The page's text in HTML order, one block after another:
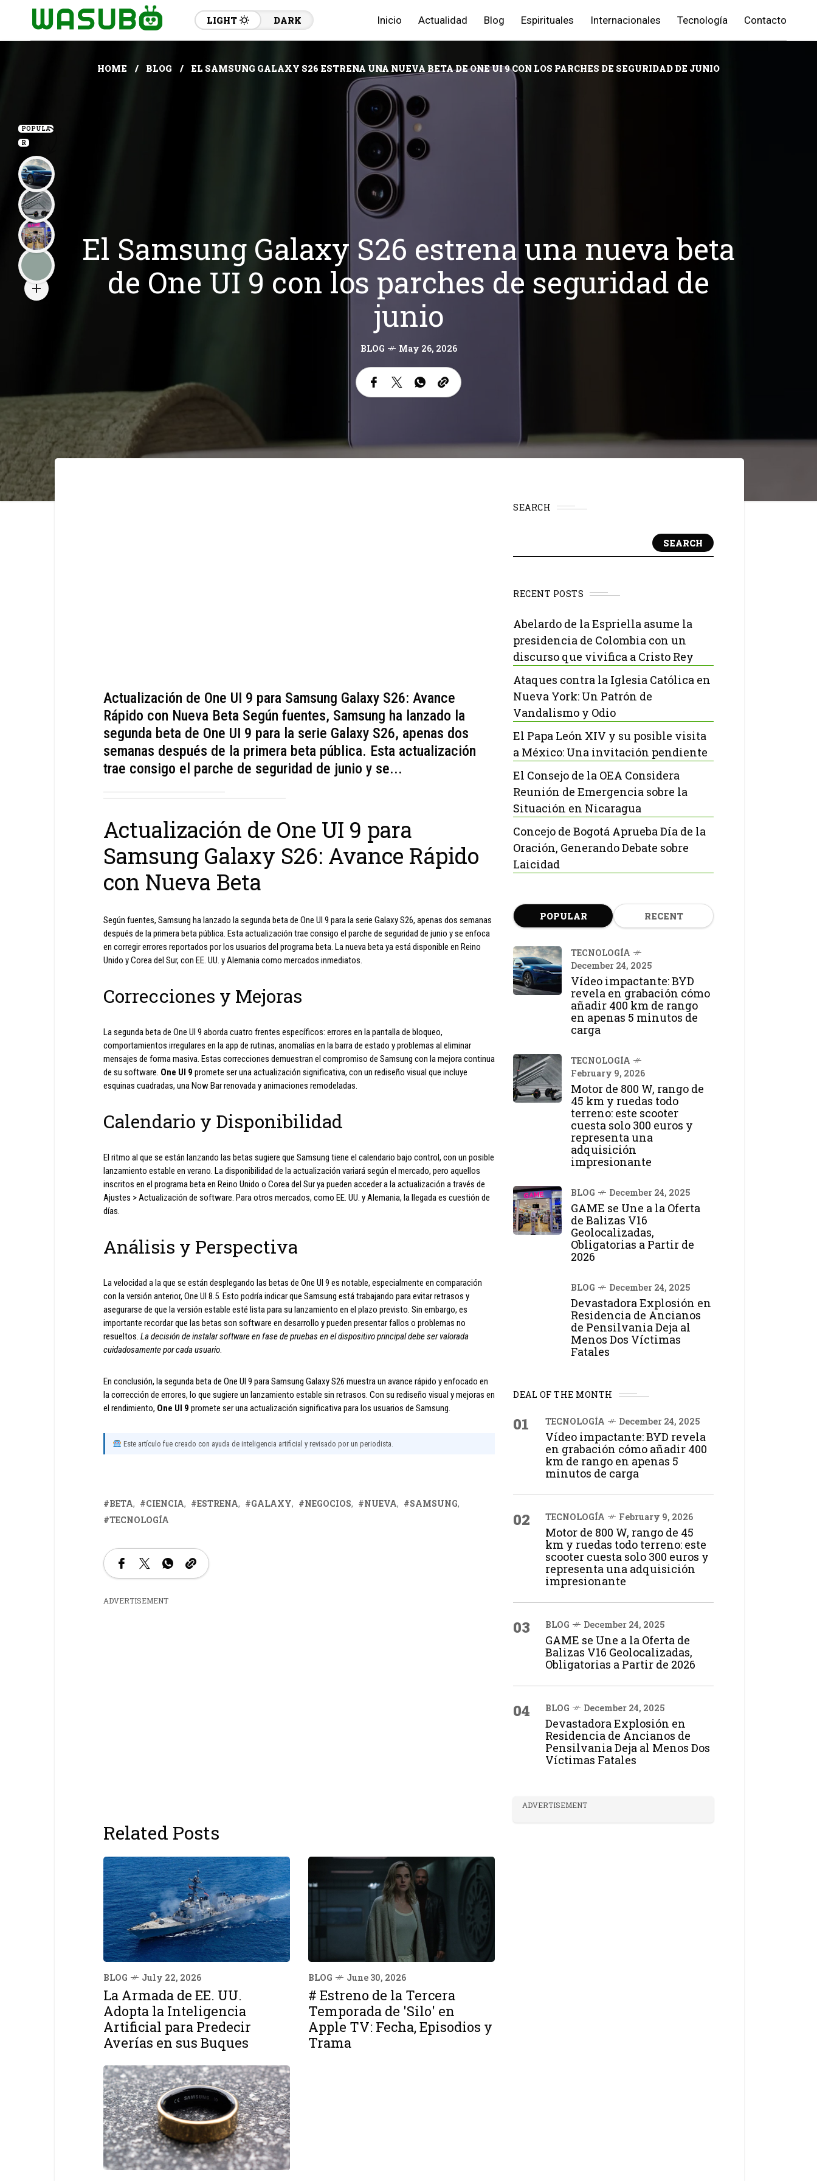
LIGHT DARK Inicio Actualidad Blog Espirituales Internacionales Tecnología Contacto
HOME BLOG EL SAMSUNG GALAXY S26 ESTRENA UNA NUEVA BETA DE ONE UI 9 CON LOS PARCHES DE SEGURIDAD DE JUNIO
El Samsung Galaxy S26 estrena una nueva beta
de One UI 9 con los parches de seguridad de
junio
BLOG May 26, 2026
Actualización de One UI 9 para Samsung Galaxy S26: Avance
Rápido con Nueva Beta Según fuentes, Samsung ha lanzado la
segunda beta de One UI 9 para la serie Galaxy S26, apenas dos
semanas después de la primera beta pública. Esta actualización
trae consigo el parche de seguridad de junio y se...
Actualización de One UI 9 para
Samsung Galaxy S26: Avance Rápido
con Nueva Beta
Según fuentes, Samsung ha lanzado la segunda beta de One UI 9 para la serie Galaxy S26, apenas dos semanas
después de la primera beta pública. Esta actualización trae consigo el parche de seguridad de junio y se enfoca
en corregir errores reportados por los usuarios del programa beta. La nueva beta ya está disponible en Reino
Unido y Corea del Sur, con EE. UU. y Alemania como mercados inmediatos.
Correcciones y Mejoras
La segunda beta de One UI 9 aborda cuatro frentes específicos: errores en la pantalla de bloqueo,
comportamientos irregulares en la app de rutinas, anomalías en la barra de estado y problemas al eliminar
mensajes de forma masiva. Estas correcciones demuestran el compromiso de Samsung con la mejora continua
de su software. One UI 9 promete ser una actualización significativa, con un rediseño visual que incluye
esquinas cuadradas, una Now Bar renovada y animaciones remodeladas.
Calendario y Disponibilidad
El ritmo al que se están lanzando las betas sugiere que Samsung tiene el calendario bajo control, con un posible
lanzamiento estable en verano. La disponibilidad de la actualización variará según el mercado, pero aquellos
inscritos en el programa beta en Reino Unido o Corea del Sur ya pueden acceder a la actualización a través de
Ajustes > Actualización de software. Para otros mercados, como EE. UU. y Alemania, la llegada es cuestión de
días.
Análisis y Perspectiva
La velocidad a la que se están desplegando las betas de One UI 9 es notable, especialmente en comparación
con la versión anterior, One UI 8.5. Esto podría indicar que Samsung está trabajando para evitar retrasos y
asegurarse de que la versión estable esté lista para su lanzamiento en el plazo previsto. Sin embargo, es
importante recordar que las betas son software en desarrollo y pueden presentar fallos o problemas no
resueltos. La decisión de instalar software en fase de pruebas en el dispositivo principal debe ser valorada
cuidadosamente por cada usuario.
En conclusión, la segunda beta de One UI 9 para Samsung Galaxy S26 muestra un avance rápido y enfocado en
la corrección de errores, lo que sugiere un lanzamiento estable sin retrasos. Con su rediseño visual y mejoras en
el rendimiento, One UI 9 promete ser una actualización significativa para los usuarios de Samsung.
Este artículo fue creado con ayuda de inteligencia artificial y revisado por un periodista.
BETA CIENCIA ESTRENA GALAXY NEGOCIOS NUEVA
SAMSUNG
TECNOLOGÍA
ADVERTISEMENT
Related Posts
BLOG July 22, 2026
La Armada de EE. UU.
Adopta la Inteligencia
Artificial para Predecir
Averías en sus Buques
BLOG June 30, 2026
# Estreno de la Tercera
Temporada de 'Silo' en
Apple TV: Fecha, Episodios y
Trama
SEARCH
SEARCH
RECENT POSTS
Abelardo de la Espriella asume la
presidencia de Colombia con un
discurso que vivifica a Cristo Rey
Ataques contra la Iglesia Católica en
Nueva York: Un Patrón de
Vandalismo y Odio
El Papa León XIV y su posible visita
a México: Una invitación pendiente
El Consejo de la OEA Considera
Reunión de Emergencia sobre la
Situación en Nicaragua
Concejo de Bogotá Aprueba Día de la
Oración, Generando Debate sobre
Laicidad
POPULAR RECENT
TECNOLOGÍA
December 24, 2025
Vídeo impactante: BYD
revela en grabación cómo
añadir 400 km de rango
en apenas 5 minutos de
carga
TECNOLOGÍA
February 9, 2026
Motor de 800 W, rango de
45 km y ruedas todo
terreno: este scooter
cuesta solo 300 euros y
representa una
adquisición
impresionante
BLOG December 24, 2025
GAME se Une a la Oferta
de Balizas V16
Geolocalizadas,
Obligatorias a Partir de
2026
BLOG December 24, 2025
Devastadora Explosión en
Residencia de Ancianos
de Pensilvania Deja al
Menos Dos Víctimas
Fatales
DEAL OF THE MONTH
01 TECNOLOGÍA December 24, 2025
Vídeo impactante: BYD revela
en grabación cómo añadir 400
km de rango en apenas 5
minutos de carga
02 TECNOLOGÍA February 9, 2026
Motor de 800 W, rango de 45
km y ruedas todo terreno: este
scooter cuesta solo 300 euros y
representa una adquisición
impresionante
03 BLOG December 24, 2025
GAME se Une a la Oferta de
Balizas V16 Geolocalizadas,
Obligatorias a Partir de 2026
04 BLOG December 24, 2025
Devastadora Explosión en
Residencia de Ancianos de
Pensilvania Deja al Menos Dos
Víctimas Fatales
ADVERTISEMENT
POPULA
R